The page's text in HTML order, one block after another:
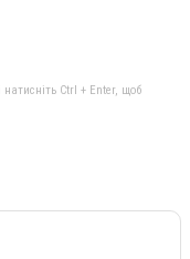
Ctrl + Enter, щоб